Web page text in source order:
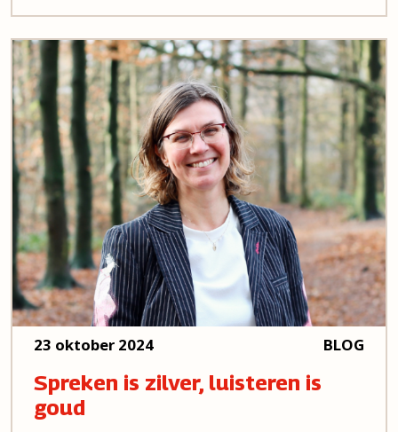
23 oktober 2024 BLOG
Spreken is zilver, luisteren is
goud